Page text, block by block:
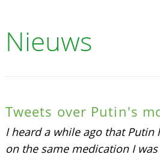
Nieuws
Tweets over Putin's
I heard a while ago that Putin
on the same medication I